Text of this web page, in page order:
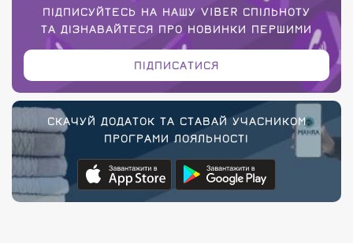
ПІДПИСУЙТЕСЬ НА НАШУ VIBER СПІЛЬНОТУ
ТА ДІЗНАВАЙТЕСЯ ПРО НОВИНКИ ПЕРШИМИ
ПІДПИСАТИСЯ
СКАЧУЙ ДОДАТОК ТА СТАВАЙ УЧАСНИКОМ
ПРОГРАМИ ЛОЯЛЬНОСТІ